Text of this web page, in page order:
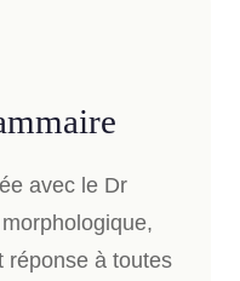
avec le Dr
réponse à toutes